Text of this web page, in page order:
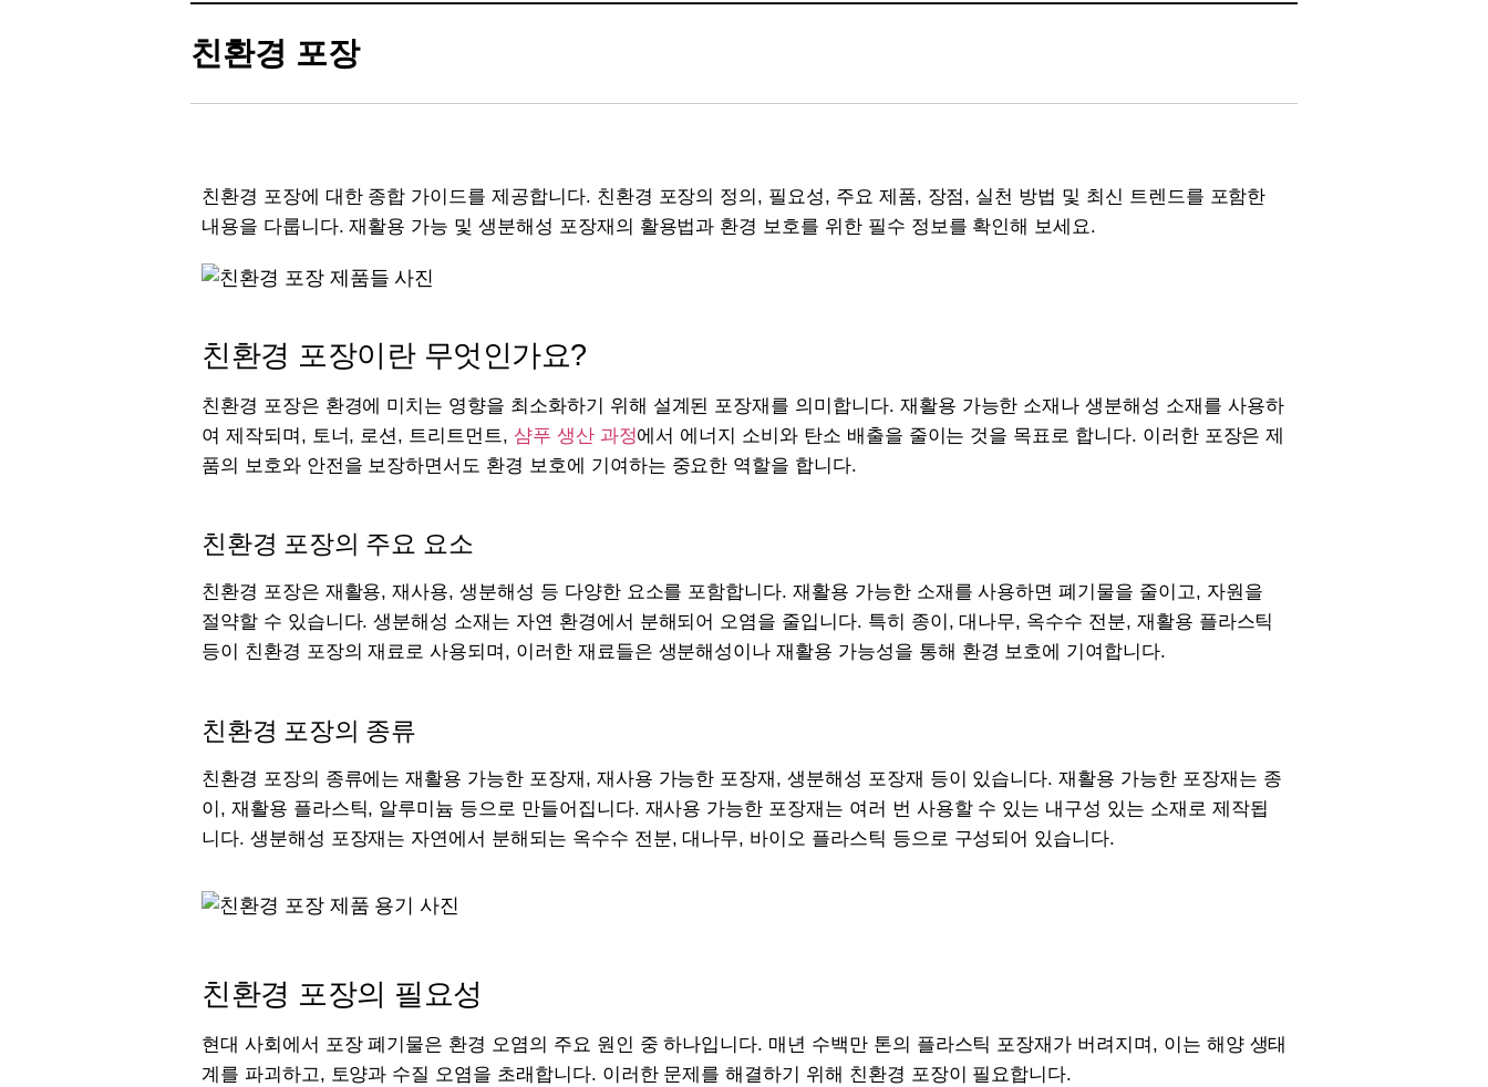
친환경 포장
친환경 포장에 대한 종합 가이드를 제공합니다. 친환경 포장의 정의, 필요성, 주요 제품, 장점, 실천 방법 및 최신 트렌드를 포함한
내용을 다룹니다. 재활용 가능 및 생분해성 포장재의 활용법과 환경 보호를 위한 필수 정보를 확인해 보세요.
친환경 포장이란 무엇인가요?
친환경 포장은 환경에 미치는 영향을 최소화하기 위해 설계된 포장재를 의미합니다. 재활용 가능한 소재나 생분해성 소재를 사용하
여 제작되며, 토너, 로션, 트리트먼트, 샴푸 생산 과정에서 에너지 소비와 탄소 배출을 줄이는 것을 목표로 합니다. 이러한 포장은 제
품의 보호와 안전을 보장하면서도 환경 보호에 기여하는 중요한 역할을 합니다.
친환경 포장의 주요 요소
친환경 포장은 재활용, 재사용, 생분해성 등 다양한 요소를 포함합니다. 재활용 가능한 소재를 사용하면 폐기물을 줄이고, 자원을
절약할 수 있습니다. 생분해성 소재는 자연 환경에서 분해되어 오염을 줄입니다. 특히 종이, 대나무, 옥수수 전분, 재활용 플라스틱
등이 친환경 포장의 재료로 사용되며, 이러한 재료들은 생분해성이나 재활용 가능성을 통해 환경 보호에 기여합니다.
친환경 포장의 종류
친환경 포장의 종류에는 재활용 가능한 포장재, 재사용 가능한 포장재, 생분해성 포장재 등이 있습니다. 재활용 가능한 포장재는 종
이, 재활용 플라스틱, 알루미늄 등으로 만들어집니다. 재사용 가능한 포장재는 여러 번 사용할 수 있는 내구성 있는 소재로 제작됩
니다. 생분해성 포장재는 자연에서 분해되는 옥수수 전분, 대나무, 바이오 플라스틱 등으로 구성되어 있습니다.
친환경 포장의 필요성
현대 사회에서 포장 폐기물은 환경 오염의 주요 원인 중 하나입니다. 매년 수백만 톤의 플라스틱 포장재가 버려지며, 이는 해양 생태
계를 파괴하고, 토양과 수질 오염을 초래합니다. 이러한 문제를 해결하기 위해 친환경 포장이 필요합니다.